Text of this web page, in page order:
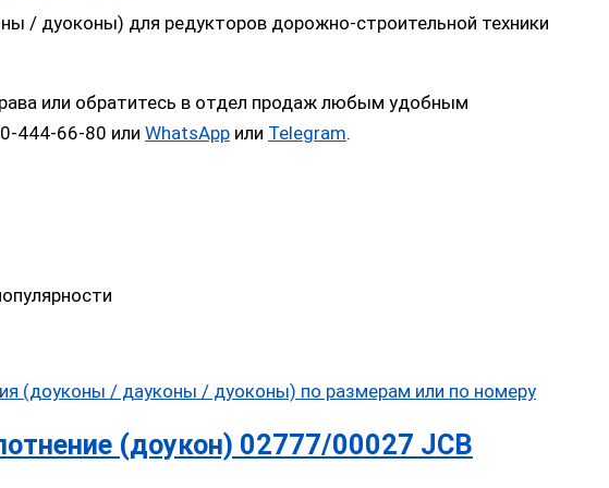
/ дуоконы) для редукторов дорожно-строительной техники
или обратитесь в отдел продаж любым удобным
444-66-80 или WhatsApp или Telegram.
(доукон) 02777/00027 JCB